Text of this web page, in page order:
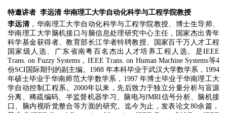
特邀讲者 李远清 华南理工大学自动化科学与工程学院教授
李远清，华南理工大学自动化科学与工程学院教授、博士生导师、
华南理工大学脑机接口与脑信息处理研究中心主任，国家杰出青年
科学基金获得者、教育部长江学者特聘教授、国家百千万人才工程
国家级人选、广东省南粤百名杰出人才培养工程人选。是IEEE
Trans. on Fuzzy Systems，IEEE Trans. on Human Machine Systems等4
份SCI国际期刊的副主编。1988 年本科毕业于武汉大学数学系，1994
年硕士毕业于华南师范大学数学系，1997 年博士毕业于华南理工大
学自动控制工程系。2000年以来，先后致力于独立分量分析与盲源
分离、稀疏编码、半监督机器学习、脑电与fMRI信号分析、脑机接
口、脑内视听觉整合等方面的研究。迄今为止，发表论文80余篇，